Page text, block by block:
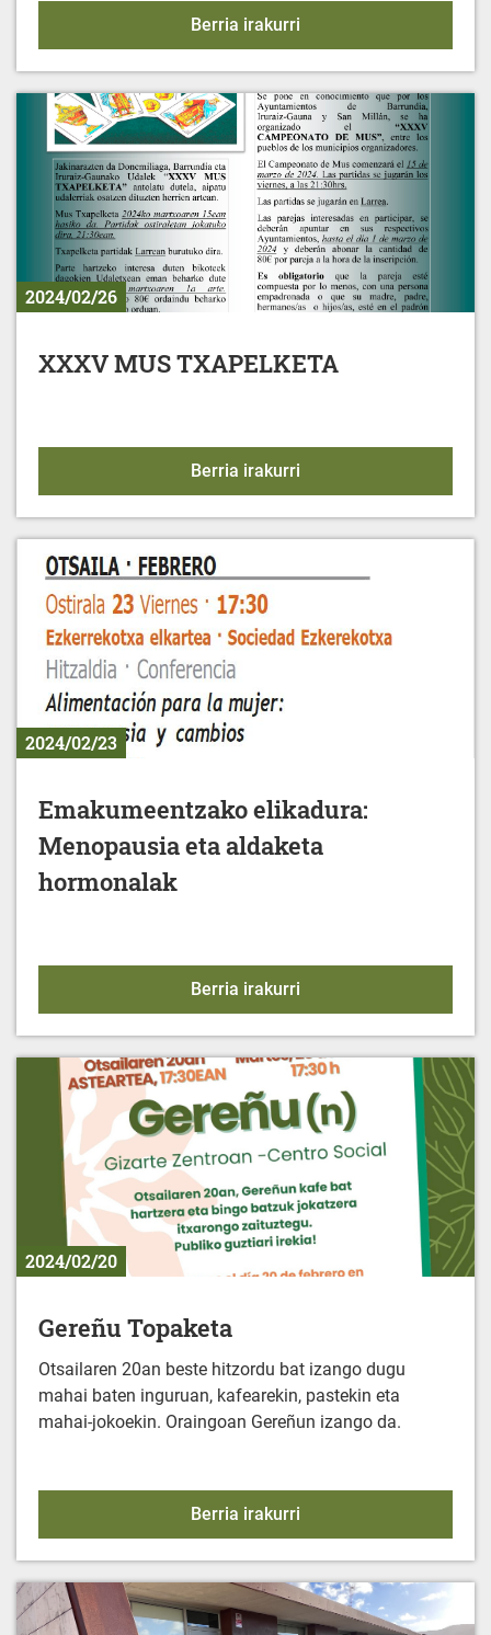
Berria irakurri
2024/02/26
XXXV MUS TXAPELKETA
Berria irakurri
2024/02/23
Emakumeentzako elikadura:
Menopausia eta aldaketa
hormonalak
Berria irakurri
2024/02/20
Gereñu Topaketa
Otsailaren 20an beste hitzordu bat izango dugu
mahai baten inguruan, kafearekin, pastekin eta
mahai-jokoekin. Oraingoan Gereñun izango da.
Berria irakurri